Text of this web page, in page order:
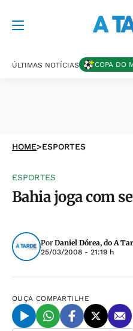
ÚLTIMAS NOTÍCIAS COPA DO
HOME>ESPORTES
ESPORTES
Bahia joga com
Por Daniel Dórea, do A
25/03/2008 - 21:19 h
OUÇA COMPARTILHE